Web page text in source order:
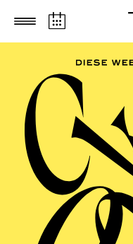
Zum Hauptinhalt